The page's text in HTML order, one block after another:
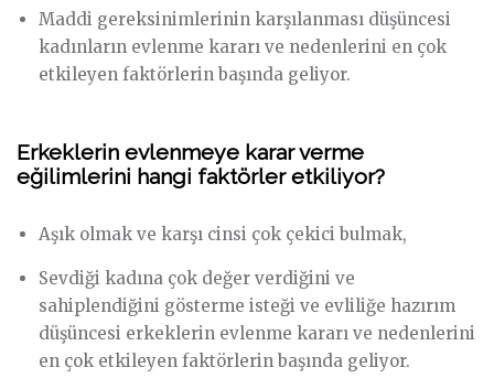
Maddi gereksinimlerinin karşılanması düşüncesi
kadınların evlenme kararı ve nedenlerini en çok
etkileyen faktörlerin başında geliyor.
Erkeklerin evlenmeye karar verme
eğilimlerini hangi faktörler etkiliyor?
Aşık olmak ve karşı cinsi çok çekici bulmak,
Sevdiği kadına çok değer verdiğini ve
sahiplendiğini gösterme isteği ve evliliğe hazırım
düşüncesi erkeklerin evlenme kararı ve nedenlerini
en çok etkileyen faktörlerin başında geliyor.